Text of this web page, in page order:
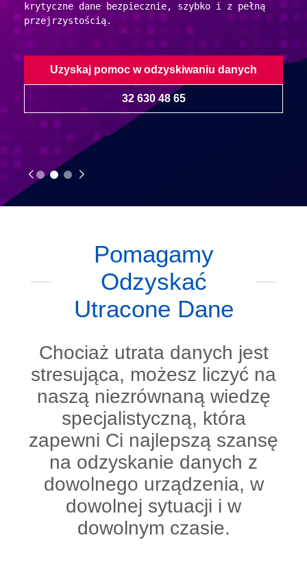
krytyczne dane bezpiecznie, szybko i z pełną
przejrzystością.
Uzyskaj pomoc w odzyskiwaniu danych
32 630 48 65
Pomagamy
Odzyskać
Utracone Dane
Chociaż utrata danych jest
stresująca, możesz liczyć na
naszą niezrównaną wiedzę
specjalistyczną, która
zapewni Ci najlepszą szansę
na odzyskanie danych z
dowolnego urządzenia, w
dowolnej sytuacji i w
dowolnym czasie.